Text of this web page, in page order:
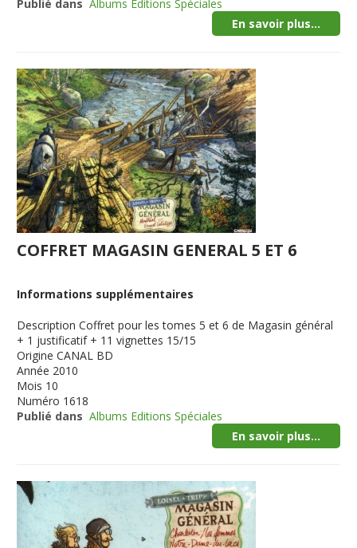
Publié dans Albums Editions Spéciales
En savoir plus...
COFFRET MAGASIN GENERAL 5 ET 6
Informations supplémentaires
Description Coffret pour les tomes 5 et 6 de Magasin général
+ 1 justificatif + 11 vignettes 15/15
Origine CANAL BD
Année 2010
Mois 10
Numéro 1618
Publié dans Albums Editions Spéciales
En savoir plus...